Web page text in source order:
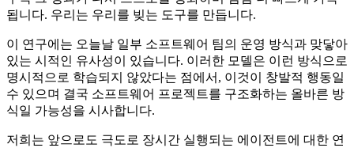
됩니다. 우리는 우리를 빚는 도구를 만듭니다.
이 연구에는 오늘날 일부 소프트웨어 팀의 운영 방식과 맞닿아
있는 시적인 유사성이 있습니다. 이러한 모델은 이런 방식으로
명시적으로 학습되지 않았다는 점에서, 이것이 창발적 행동일
수 있으며 결국 소프트웨어 프로젝트를 구조화하는 올바른 방
식일 가능성을 시사합니다.
저희는 앞으로도 극도로 장시간 실행되는 에이전트에 대한 연